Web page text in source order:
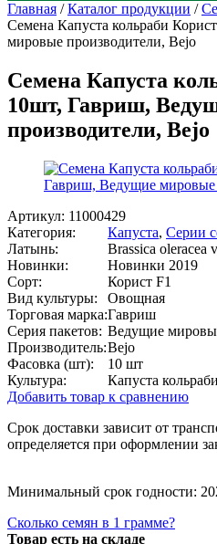
Главная /Каталог продукции /
Семена Капуста кольраби
мировые производители, Bejo
Семена Капуста
10шт, Гавриш,
производители, Bejo
Артикул: 11000429
Категория:
Капуста, Серии
Латынь:
Brassica oleracea
Новинки:
Новинки 2019
Сорт:
Корист F1
Вид культуры:
Овощная
Торговая марка:Гавриш
Серия пакетов: Ведущие
Производитель:Bejo
Фасовка (шт):
10 шт
Культура:
Капуста кольраби
Добавить товар к сравнению
Срок доставки зависит от
определяется при оформлении
Минимальный срок годности:
Сколько семян в 1 грамме?
Товар есть на складе